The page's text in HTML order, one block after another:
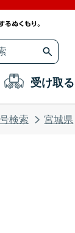
受け取る
検索 宮城県